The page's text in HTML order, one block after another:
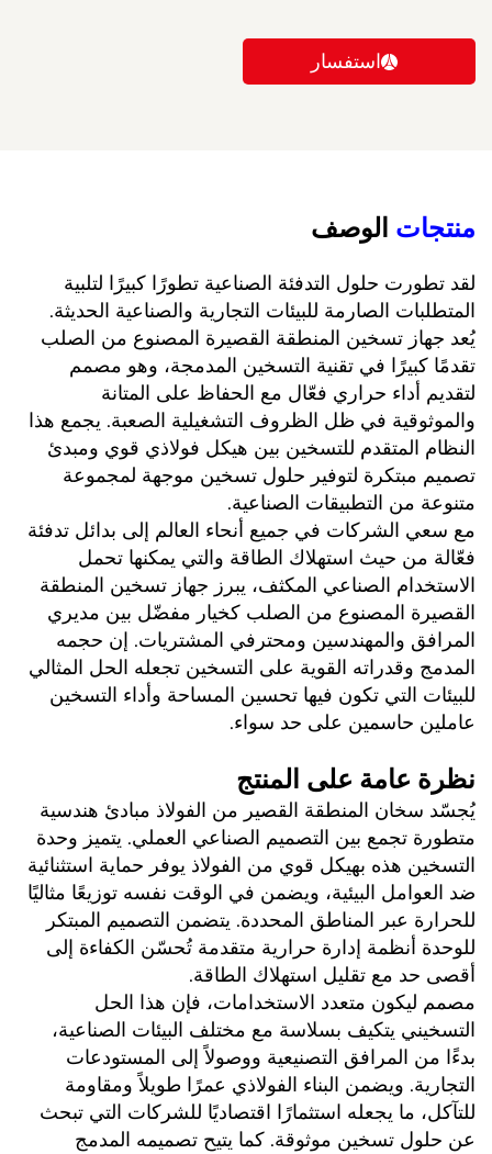
استفسار
منتجات الوصف
لقد تطورت حلول التدفئة الصناعية تطورًا كبيرًا لتلبية
المتطلبات الصارمة للبيئات التجارية والصناعية الحديثة.
يُعد جهاز تسخين المنطقة القصيرة المصنوع من الصلب
تقدمًا كبيرًا في تقنية التسخين المدمجة، وهو مصمم
لتقديم أداء حراري فعّال مع الحفاظ على المتانة
والموثوقية في ظل الظروف التشغيلية الصعبة. يجمع هذا
النظام المتقدم للتسخين بين هيكل فولاذي قوي ومبدئ
تصميم مبتكرة لتوفير حلول تسخين موجهة لمجموعة
متنوعة من التطبيقات الصناعية.
مع سعي الشركات في جميع أنحاء العالم إلى بدائل تدفئة
فعّالة من حيث استهلاك الطاقة والتي يمكنها تحمل
الاستخدام الصناعي المكثف، يبرز جهاز تسخين المنطقة
القصيرة المصنوع من الصلب كخيار مفضّل بين مديري
المرافق والمهندسين ومحترفي المشتريات. إن حجمه
المدمج وقدراته القوية على التسخين تجعله الحل المثالي
للبيئات التي تكون فيها تحسين المساحة وأداء التسخين
عاملين حاسمين على حد سواء.
نظرة عامة على المنتج
يُجسّد سخان المنطقة القصير من الفولاذ مبادئ هندسية
متطورة تجمع بين التصميم الصناعي العملي. يتميز وحدة
التسخين هذه بهيكل قوي من الفولاذ يوفر حماية استثنائية
ضد العوامل البيئية، ويضمن في الوقت نفسه توزيعًا مثاليًا
للحرارة عبر المناطق المحددة. يتضمن التصميم المبتكر
للوحدة أنظمة إدارة حرارية متقدمة تُحسّن الكفاءة إلى
أقصى حد مع تقليل استهلاك الطاقة.
مصمم ليكون متعدد الاستخدامات، فإن هذا الحل
التسخيني يتكيف بسلاسة مع مختلف البيئات الصناعية،
بدءًا من المرافق التصنيعية ووصولاً إلى المستودعات
التجارية. ويضمن البناء الفولاذي عمرًا طويلاً ومقاومة
للتآكل، ما يجعله استثمارًا اقتصاديًا للشركات التي تبحث
عن حلول تسخين موثوقة. كما يتيح تصميمه المدمج